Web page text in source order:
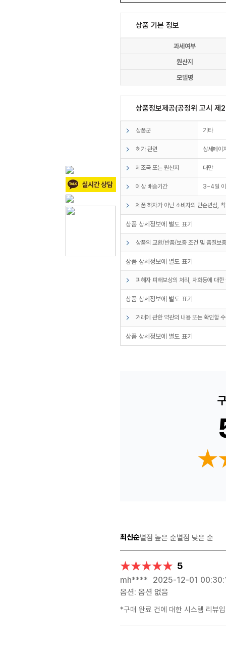
상품 기본 정보
과세여부
원산지
모델명
상품정보제공(공정위 고시
상품군 기타
허가 관련 상세페이
제조국 또는 원산지 대만
예상 배송기간 3~4일
제품 하자가 아닌 소비자의 단순변심,
상품 상세정보에 별도 표기
상품의 교환/반품/보증 조건 및 품질보
상품 상세정보에 별도 표기
피해자 피해보상의 처리, 재화등에 대
상품 상세정보에 별도 표기
거래에 관한 약관의 내용 또는 확인할
상품 상세정보에 별도 표기
최신순별점 높은 순별점 낮은 순
★★★★★
★★★★★ 5
mh**** 2025-12-01
옵션: 옵션 없음
*구매 완료 건에 대한 시스템 리뷰